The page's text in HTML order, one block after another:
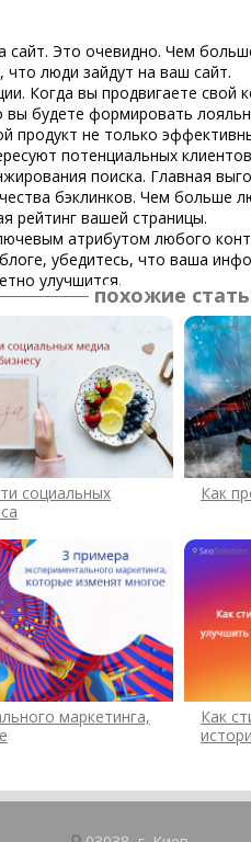
сайт. Это очевидно. Чем
люди зайдут на ваш сайт.
Когда вы продвигаете свой
вы будете формировать
продукт не только
потенциальных
поиска. Главная
бэклинков. Чем больше
рейтинг вашей страницы.
атрибутом любого
убедитесь, что ваша
улучшится.
похожие
социальных
Как
маркетинга,
Как